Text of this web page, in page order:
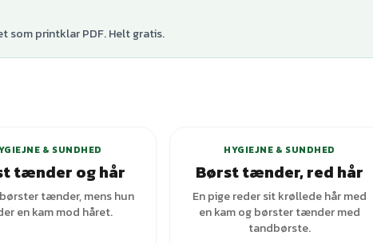
som printklar PDF. Helt gratis.
& SUNDHED
tænder og hår
tænder, mens hun
en kam mod håret.
HYGIEJNE & SUNDHED
Børst tænder, red hår
En pige reder sit krøllede hår med
en kam og børster tænder med
tandbørste.